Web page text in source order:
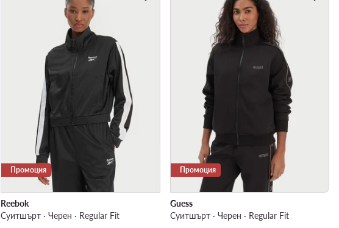
Промоция
Reebok
Суитшърт · Черен · Regular Fit
Промоция
Guess
Суитшърт · Черен · Regular Fit